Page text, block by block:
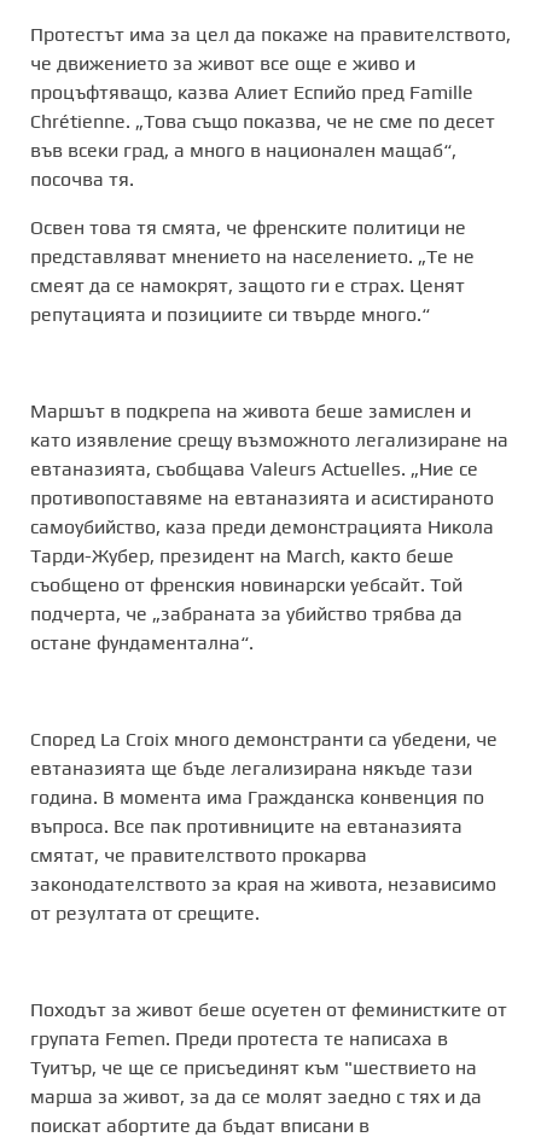
Протестът има за цел да покаже на правителството,
че движението за живот все още е живо и
процъфтяващо, казва Алиет Еспийо пред Famille
Chrétienne. „Това също показва, че не сме по десет
във всеки град, а много в национален мащаб“,
посочва тя.
Освен това тя смята, че френските политици не
представляват мнението на населението. „Те не
смеят да се намокрят, защото ги е страх. Ценят
репутацията и позициите си твърде много.“
Маршът в подкрепа на живота беше замислен и
като изявление срещу възможното легализиране на
евтаназията, съобщава Valeurs Actuelles. „Ние се
противопоставяме на евтаназията и асистираното
самоубийство, каза преди демонстрацията Никола
Тарди-Жубер, президент на March, както беше
съобщено от френския новинарски уебсайт. Той
подчерта, че „забраната за убийство трябва да
остане фундаментална“.
Според La Croix много демонстранти са убедени, че
евтаназията ще бъде легализирана някъде тази
година. В момента има Гражданска конвенция по
въпроса. Все пак противниците на евтаназията
смятат, че правителството прокарва
законодателството за края на живота, независимо
от резултата от срещите.
Походът за живот беше осуетен от феминистките от
групата Femen. Преди протеста те написаха в
Tуитър, че ще се присъединят към "шествието на
марша за живот, за да се молят заедно с тях и да
поискат абортите да бъдат вписани в